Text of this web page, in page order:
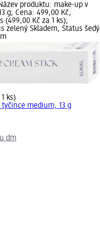
produktu: make-up v
g; Cena: 499,00 Kč;
(499,00 Kč za 1 ks);
zelený Skladem, Status šedý
ks)
tyčince medium, 13 g
dm